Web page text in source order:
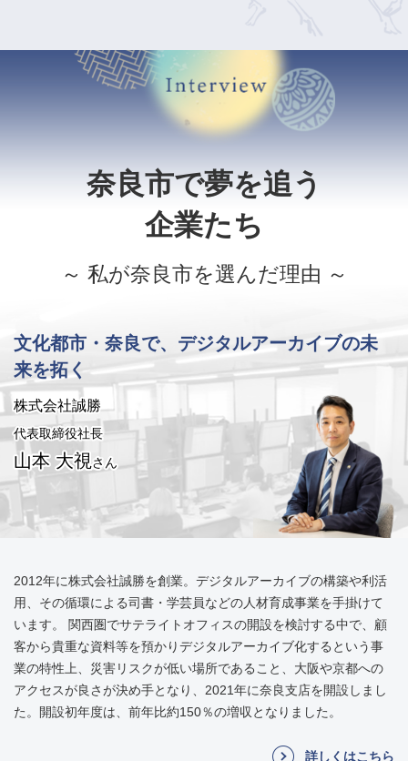
奈良市で夢を追う
企業たち
～ 私が奈良市を選んだ理由 ～
文化都市・奈良で、デジタルアーカイブの未
来を拓く
株式会社誠勝
代表取締役社長
山本 大視さん
​​2012年に株式会社誠勝を創業。デジタルアーカイブの構築や利活
用、その循環による司書・学芸員などの人材育成事業を手掛けて
います。 関西圏でサテライトオフィスの開設を検討する中で、顧
客から貴重な資料等を預かりデジタルアーカイブ化するという事
業の特性上、災害リスクが低い場所であること、大阪や京都への
アクセスが良さが決め手となり、2021年に奈良支店を開設しまし
た。開設初年度は、前年比約150％の増収となりました。
詳しくはこちら